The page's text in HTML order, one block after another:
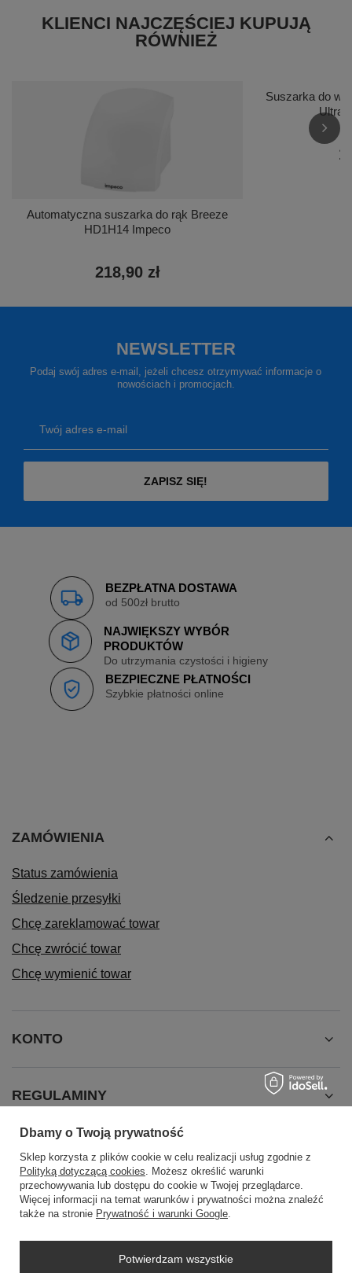
KLIENCI NAJCZĘŚCIEJ KUPUJĄ
RÓWNIEŻ
Automatyczna suszarka do rąk Breeze
HD1H14 Impeco
218,90 zł
Suszarka do
NEWSLETTER
Podaj swój adres e-mail, jeżeli chcesz otrzymywać informacje o
nowościach i promocjach.
Twój adres e-mail
ZAPISZ SIĘ!
BEZPŁATNA DOSTAWA
od 500zł brutto
NAJWIĘKSZY WYBÓR
PRODUKTÓW
Do utrzymania czystości i higieny
BEZPIECZNE PŁATNOŚCI
Szybkie płatności online
ZAMÓWIENIA
Status zamówienia
Śledzenie przesyłki
Chcę zareklamować towar
Chcę zwrócić towar
Chcę wymienić towar
KONTO
REGULAMINY
INFORMACJE
Dbamy o Twoją prywatność
Sklep korzysta z plików cookie w celu realizacji usług zgodnie z
Polityką dotyczącą cookies. Możesz określić warunki
przechowywania lub dostępu do cookie w Twojej przeglądarce.
Więcej informacji na temat warunków i prywatności można znaleźć
także na stronie Prywatność i warunki Google.
Potwierdzam wszystkie